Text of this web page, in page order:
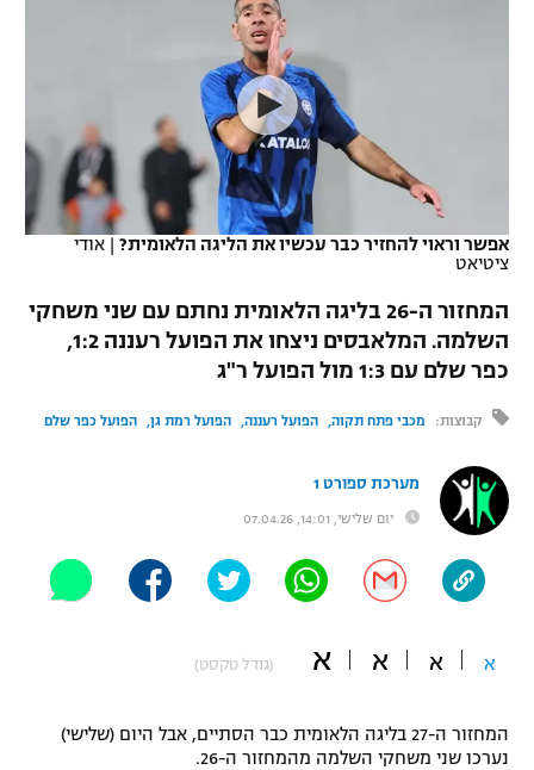
תוצאות
לוח שידורים
ברחבה
"מעל הליגה" – פודקאסט
"מחצית בשכונה" – פודקאסט
משתתפים וזוכים בפרסים
טניס
מכבי תל אביב
הפועל תל אביב
הפועל חיפה
הפועל באר שבע
מכבי נתניה
בני יהודה
ליגה צרפתית
ליגה סינית
הפועל ירושלים
דני אבדיה
שחייה
אגרוף
ספורט אולימפי
UFC
היאבקות WWE
אופניים
פוטבול אמריקאי NFL
אפשר וראוי להחזיר כבר עכשיו את הליגה הלאומית? | אודי
ציטיאט
המחזור ה-26 בליגה הלאומית נחתם עם שני משחקי
השלמה. המלאבסים ניצחו את הפועל רעננה 1:2,
כפר שלם עם 1:3 מול הפועל ר"ג
קבוצות: מכבי פתח תקוה הפועל רעננה הפועל רמת גן הפועל כפר שלם
מערכת ספורט 1
יום שלישי, 14:01, 07.04.26
א א א א (גודל טקסט)
המחזור ה-27 בליגה הלאומית כבר הסתיים, אבל היום (שלישי)
נערכו שני משחקי השלמה מהמחזור ה-26.